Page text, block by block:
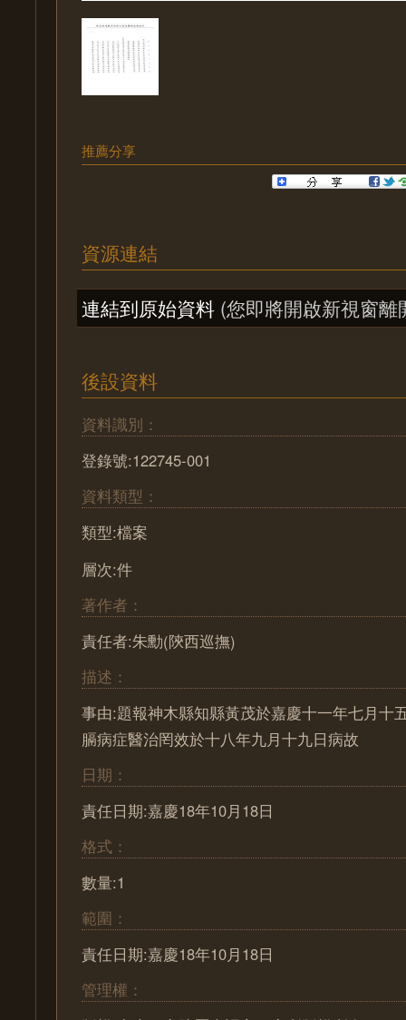
推薦分享
資源連結
連結到原始資料 (您即將開啟新視窗離
後設資料
資料識別：
登錄號:122745-001
資料類型：
類型:檔案
層次:件
著作者：
責任者:朱勳(陝西巡撫)
描述：
事由:題報神木縣知縣黃茂於嘉慶十一年七月十
膈病症醫治罔效於十八年九月十九日病故
日期：
責任日期:嘉慶18年10月18日
格式：
數量:1
範圍：
責任日期:嘉慶18年10月18日
管理權：